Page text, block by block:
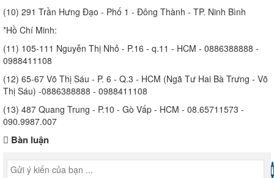
(10) 291 Trần Hưng Đạo - Phố 1 - Đông Thành - TP. Ninh Bình
*Hồ Chí Minh:
(11) 105-111 Nguyễn Thị Nhỏ - P.16 - q.11 - HCM - 0886388888 -
0988411108
(12) 65-67 Võ Thị Sáu - P. 6 - Q.3 - HCM (Ngã Tư Hai Bà Trưng - Võ
Thị Sáu) -0886388888 - 0988411108
(13) 487 Quang Trung - P.10 - Gò Vấp - HCM - 08.65711573 -
090.9987.007
Bàn luận